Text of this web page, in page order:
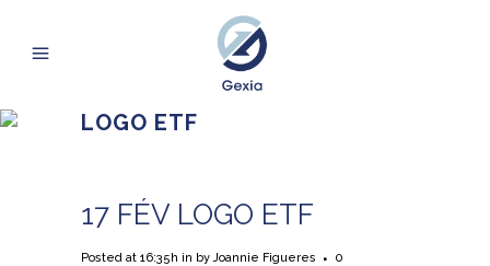
LOGO ETF
17 FÉVLOGO ETF
Posted at 16:35h in byJoannie Figueres
0